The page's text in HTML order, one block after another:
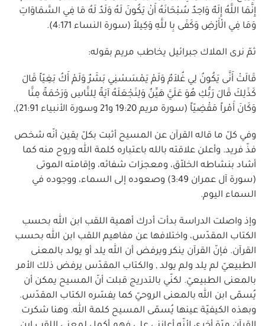
إِنَّمَا اللَّهُ إِلَهٌ وَاحِدٌ سُبْحَانَهُ أَنْ يَكُونَ لَهُ وَلَدٌ لَهُ مَا فِي السَّمَاوَاتِ
وَمَا فِي الْأَرْضِ وَكَفَى بِا للَّهِ وَكِيلاً (سورة النساء 4:171).
ثمّ نرى الملاك جبرائيل يخاطب مريم بقوله:
قَالَتْ أَنَّى يَكُونُ لِي غُلاَمٌ وَلَمْ يَمْسَسْنِي بَشَرٌ وَلَمْ أَكُ بَغِيّاً قَالَ
كَذَلِكَ قَالَ رَبُّكِ هُوَ عَلَيَّ هَيِّنٌ وَلِنَجْعَلَهُ آيَةً لِلنَّاسِ وَرَحْمَةً مِنَّا
وَكَانَ أَمْراً مَقْضِيّاً (سورة مريم 19:20 و21 وسورة الأنبياء 21:91),
وفي كلّ ما قاله القرآن عن المسيح أثبت بكلّ يقين أنّه شخص
فذّ فريد. وأعلن علاقته بالله باعتباره كلمة الله وروح منه كما
أشاد بنشاطه الخلاّق، ومعجزات شفائه، وإقامته الموتى
(سورة آل عمران 3:49) وصعوده إلى السماء، ووجوده في
السماء اليوم.
وإذ واصلت الدراسة بدأت أدرك أهمية اللقب ابن الله بحسب
الكتاب المقدّس، واختلافها عن مفاهيم اللقب ابن الله بحسب
القرآن. فإنّ القرآن ينكر ويرفض أن الله يلد أو يولد بالمعنى
الطبيعيّ لم يلد ولم يولد , والكتاب المقدّس يرفض ذلك الأمر
بالمعنى الطبيعيّ. لكنّي بالتدريج قبلت أنّ المسيح يمكن أن
يُسمّى ابن الله بالمعنى الروحيّ كما يفسّره الكتاب المقدّس.
وبهذه الكيفيّة عينها يُسمّى المسيح كلمة الله. وهنا شكرت